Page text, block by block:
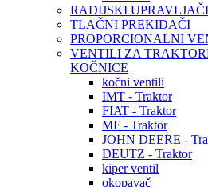
RADIJSKI UPRAVLJAČI
TLAČNI PREKIDAČI
PROPORCIONALNI
VENTILI ZA
KOČNICE
kočni ventili
IMT - Traktor
FIAT - Traktor
MF - Traktor
JOHN DEERE -
DEUTZ - Traktor
kiper ventil
okopavač